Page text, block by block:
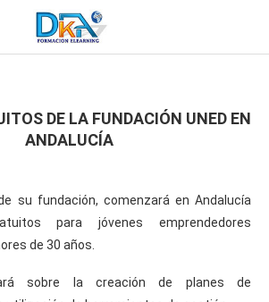
DE LA FUNDACIÓN UNED EN
ANDALUCÍA
su fundación, comenzará en Andalucía
para jóvenes emprendedores
de 30 años.
sobre la creación de planes de